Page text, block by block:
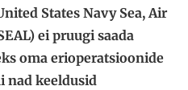
States Navy Sea, Air
ei pruugi saada
oma erioperatsioonide
nad keeldusid